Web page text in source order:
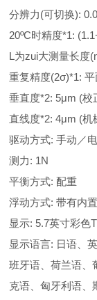
分辨力(可切换):
20ºC时精度*1:
L为zui大测量长度
重复精度(2σ)*1:
垂直度*2: 5μm (校
直线度*2: 4μm (机
驱动方式: 手动／
测力: 1N
平衡方式: 配重
浮动方式: 带有内
显示: 5.7英寸彩色
显示语言: 日语、
班牙语、荷兰语、
克语、匈牙利语、